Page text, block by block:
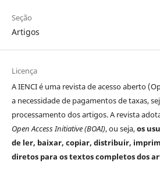
Seção
Artigos
Licença
A IENCI é uma revista de acesso aberto
a necessidade de pagamentos de taxas,
processamento dos artigos. A revista
Open Access Initiative (BOAI), ou seja,os
de ler, baixar, copiar, distribuir,
diretos para os textos completos dos